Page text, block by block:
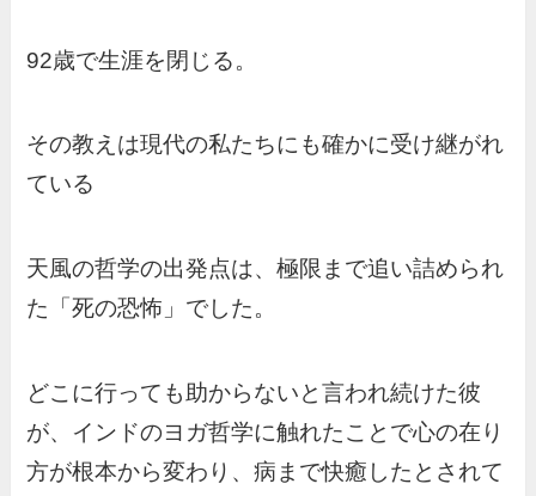
92歳で生涯を閉じる。
その教えは現代の私たちにも確かに受け継がれ
ている
天風の哲学の出発点は、極限まで追い詰められ
た「死の恐怖」でした。
どこに行っても助からないと言われ続けた彼
が、インドのヨガ哲学に触れたことで心の在り
方が根本から変わり、病まで快癒したとされて